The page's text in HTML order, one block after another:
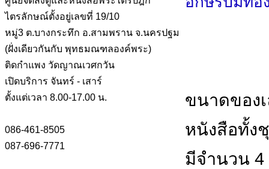
ไตรลักษณ์ตั้งอยู่เลขที่ 19/10
หมู่3 ต.บางกระทึก อ.สามพราน จ.นครปฐม
(ฝั่งเดียวกันกับ พุทธมณฑลองค์พระ)
ติดกำแพง วัดญาณเวศกวัน
เปิดบริการ จันทร์ - เสาร์
ตั้งแต่เวลา 8.00-17.00 น.
086-461-8505
087-696-7771
ขนาดของ
หนังสือทั้ง
มีจำนวน